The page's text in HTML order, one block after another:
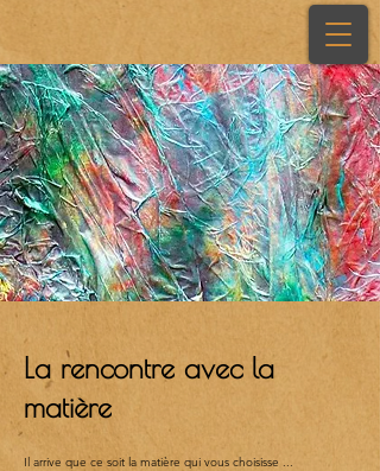
La rencontre avec la
matière
Il arrive que ce soit la matière qui vous choisisse ...